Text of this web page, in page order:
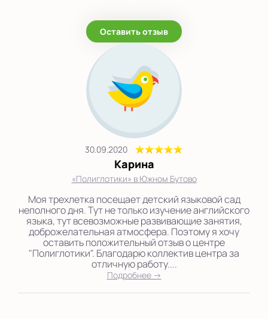
на Беломорской
на Домодедовской
на Коломенской
в Московской
области
Показать на карте
Выбрать другой город
Оставить отзыв
30.09.2020
Карина
«Полиглотики» в Южном Бутово
Моя трехлетка посещает детский языковой сад
неполного дня. Тут не только изучение английского
языка, тут всевозможные развивающие занятия,
доброжелательная атмосфера. Поэтому я хочу
оставить положительный отзыв о центре
"Полиглотики". Благодарю коллектив центра за
отличную работу....
Подробнее →